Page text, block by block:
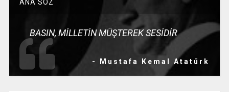
ANA SÖZ
BASIN, MİLLETİN MÜŞTEREK SESİDİR
- Mustafa Kemal Atatürk